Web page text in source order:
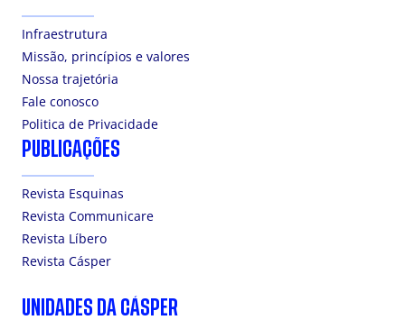
Infraestrutura
Missão, princípios e valores
Nossa trajetória
Fale conosco
Politica de Privacidade
PUBLICAÇÕES
Revista Esquinas
Revista Communicare
Revista Líbero
Revista Cásper
UNIDADES DA CÁSPER